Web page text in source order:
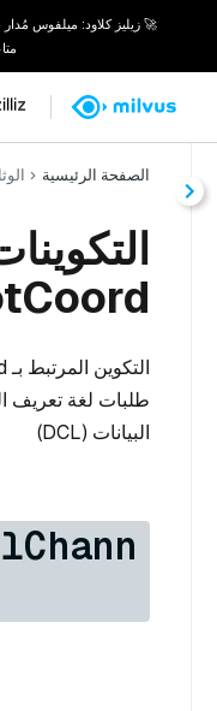
الصفحة الرئيسية
البيانات (DCL)